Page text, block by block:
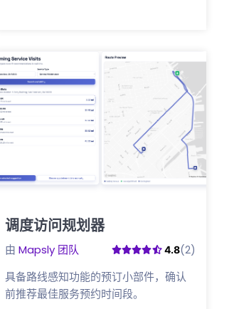
调度访问规划器
由 Mapsly 团队 4.8(2)
具备路线感知功能的预订小部件，确认
前推荐最佳服务预约时间段。
点击这里